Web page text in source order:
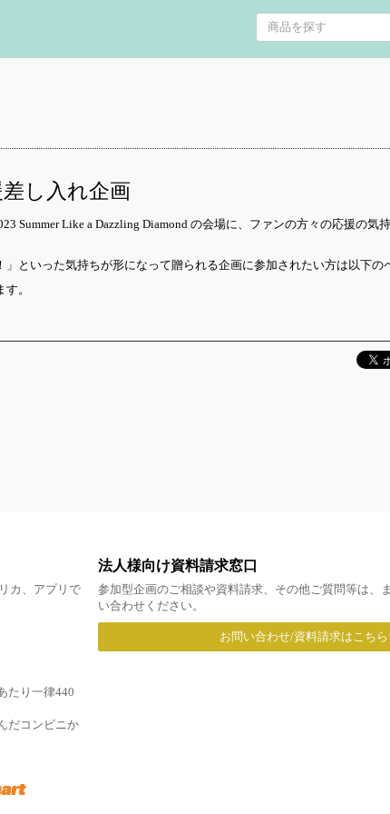
差し入れ企画
Summer Like a Dazzling Diamond の会場に、ファンの方々の応援の気
といった気持ちが形になって贈られる企画に参加されたい方は以下の
。
カ、アプリで
たり一律440
だコンビニか
法人様向け資料請求窓口
参加型企画のご相談や資料請求、その他ご質問等は、
い合わせください。
お問い合わせ/資料請求はこちら